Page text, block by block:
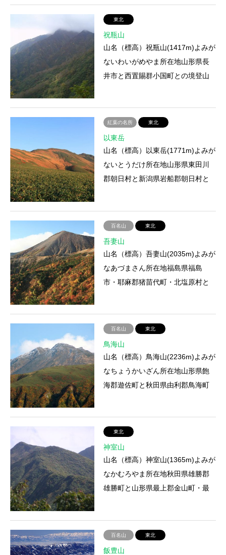
東北
祝瓶山
山名（標高）祝瓶山(1417m)よみが
ないわいがめやま所在地山形県長
井市と西置賜群小国町との境登山
紅葉の名所 東北
以東岳
山名（標高）以東岳(1771m)よみが
ないとうだけ所在地山形県東田川
郡朝日村と新潟県岩船郡朝日村と
百名山 東北
吾妻山
山名（標高）吾妻山(2035m)よみが
なあづまさん所在地福島県福島
市・耶麻郡猪苗代町・北塩原村と
百名山 東北
鳥海山
山名（標高）鳥海山(2236m)よみが
なちょうかいざん所在地山形県飽
海郡遊佐町と秋田県由利郡鳥海町
東北
神室山
山名（標高）神室山(1365m)よみが
なかむろやま所在地秋田県雄勝郡
雄勝町と山形県最上郡金山町・最
百名山 東北
飯豊山